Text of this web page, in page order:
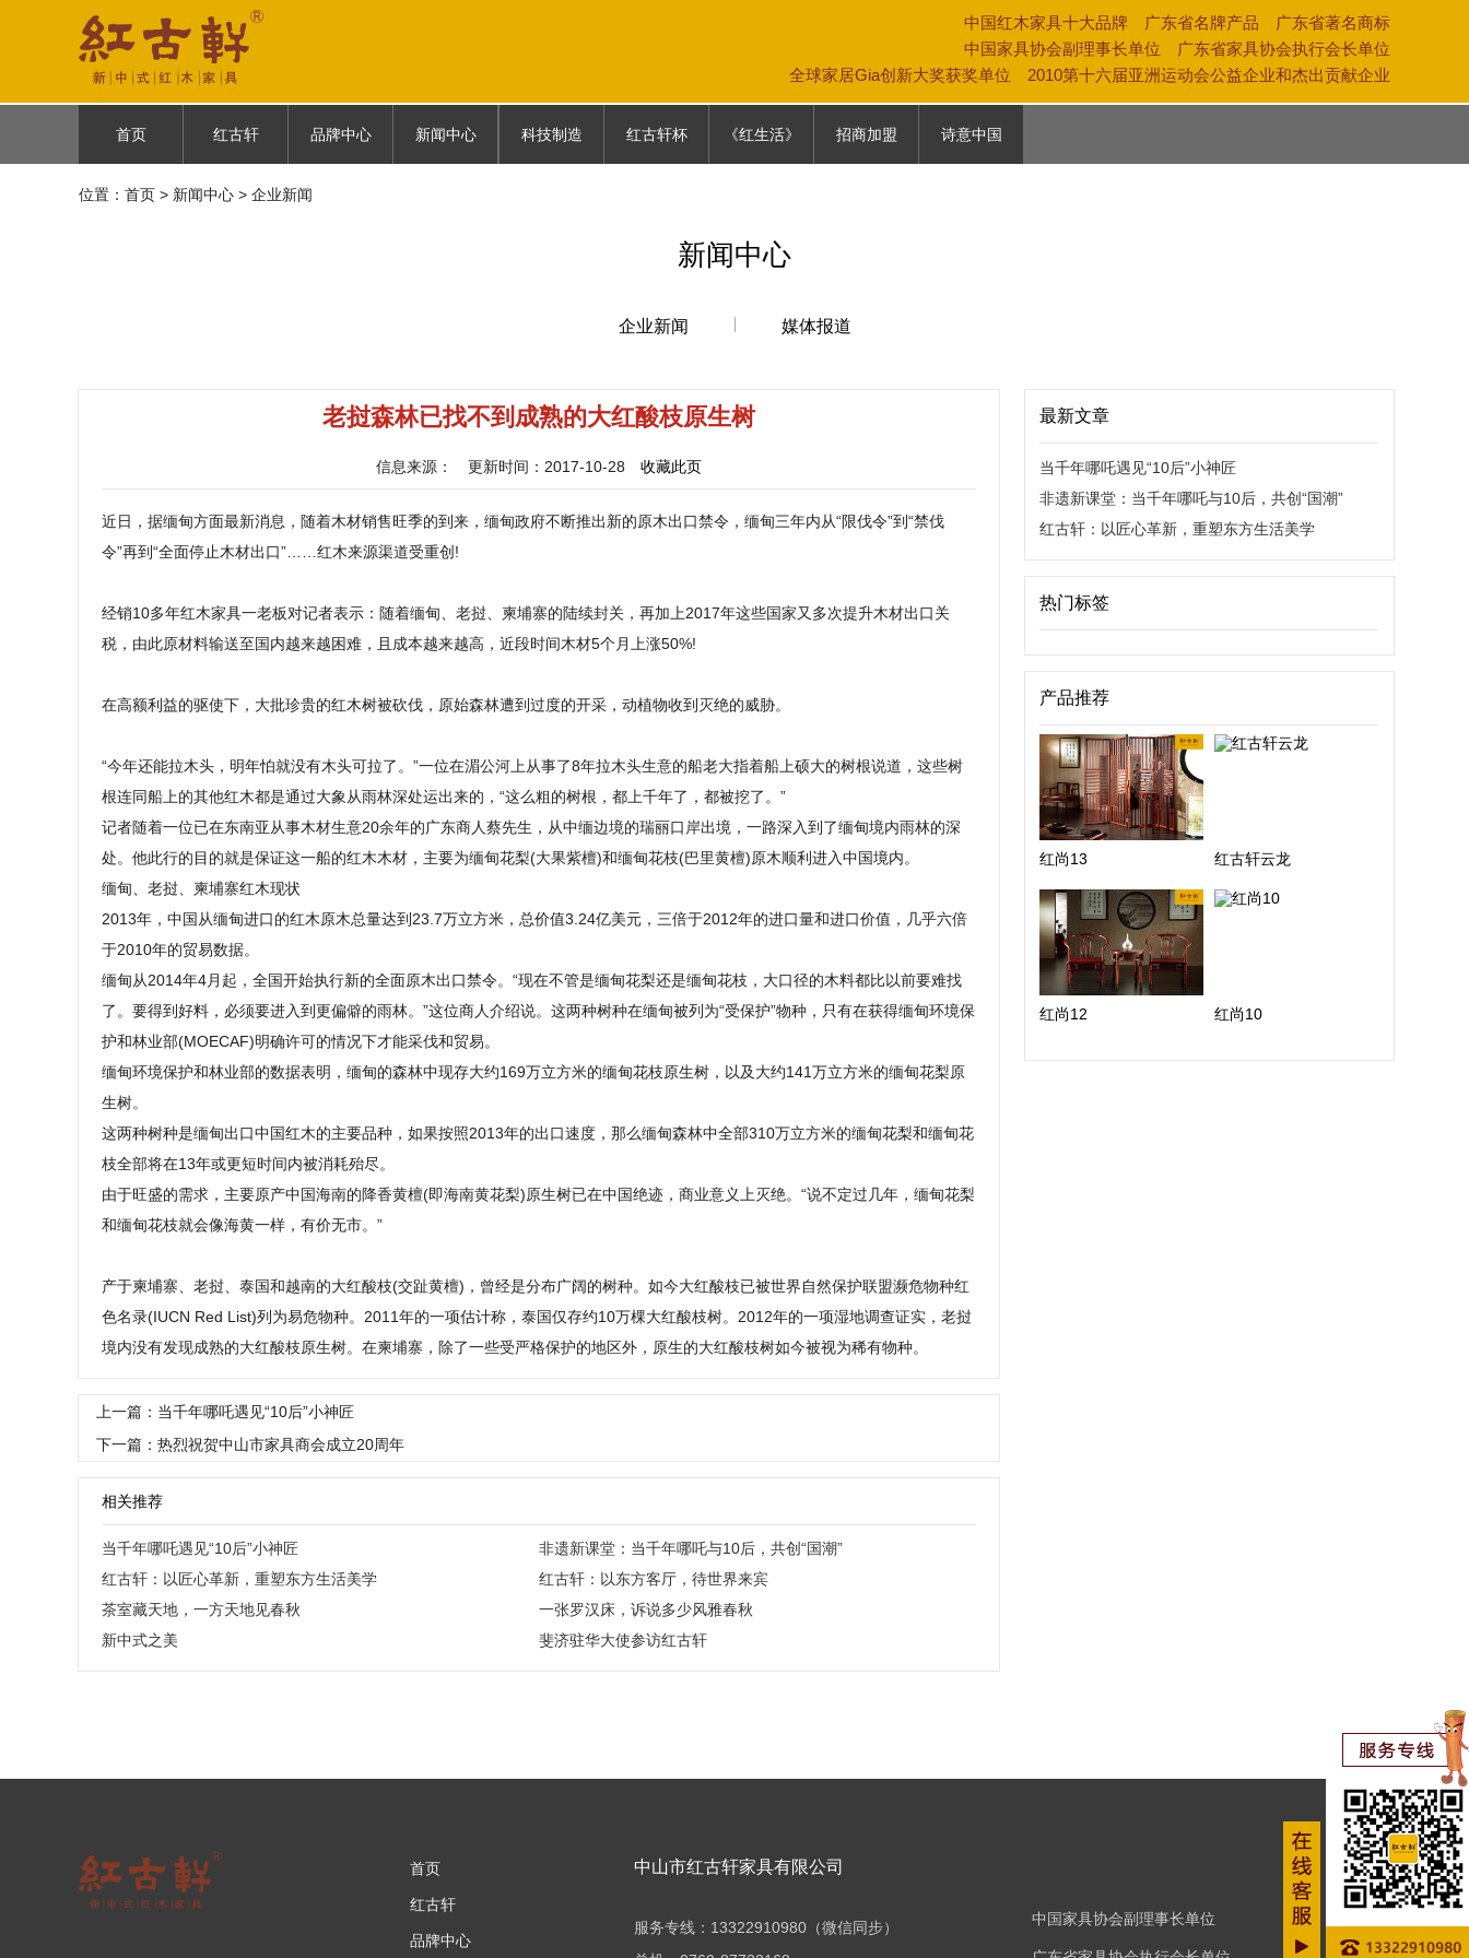
中国红木家具十大品牌 广东省名牌产品 广东省著名商标
中国家具协会副理事长单位 广东省家具协会执行会长单位
全球家居Gia创新大奖获奖单位 2010第十六届亚洲运动会公益企业和杰出贡献企业
首页 红古轩 品牌中心 新闻中心 科技制造 红古轩杯 《红生活》 招商加盟 诗意中国
首页
红古轩简介
参赛通道
联系我们
位置： 首页 > 新闻中心 > 企业新闻
新闻中心
企业新闻 媒体报道
老挝森林已找不到成熟的大红酸枝原生树
信息来源： 更新时间：2017-10-28 收藏此页
近日，据缅甸方面最新消息，随着木材销售旺季的到来，缅甸政府不断推出新的原木出口禁令，缅甸三年内从“限伐令”到“禁伐
令”再到“全面停止木材出口”……红木来源渠道受重创!
经销10多年红木家具一老板对记者表示：随着缅甸、老挝、柬埔寨的陆续封关，再加上2017年这些国家又多次提升木材出口关
税，由此原材料输送至国内越来越困难，且成本越来越高，近段时间木材5个月上涨50%!
在高额利益的驱使下，大批珍贵的红木树被砍伐，原始森林遭到过度的开采，动植物收到灭绝的威胁。
“今年还能拉木头，明年怕就没有木头可拉了。”一位在湄公河上从事了8年拉木头生意的船老大指着船上硕大的树根说道，这些树
根连同船上的其他红木都是通过大象从雨林深处运出来的，“这么粗的树根，都上千年了，都被挖了。”
记者随着一位已在东南亚从事木材生意20余年的广东商人蔡先生，从中缅边境的瑞丽口岸出境，一路深入到了缅甸境内雨林的深
处。他此行的目的就是保证这一船的红木木材，主要为缅甸花梨(大果紫檀)和缅甸花枝(巴里黄檀)原木顺利进入中国境内。
缅甸、老挝、柬埔寨红木现状
2013年，中国从缅甸进口的红木原木总量达到23.7万立方米，总价值3.24亿美元，三倍于2012年的进口量和进口价值，几乎六倍
于2010年的贸易数据。
缅甸从2014年4月起，全国开始执行新的全面原木出口禁令。“现在不管是缅甸花梨还是缅甸花枝，大口径的木料都比以前要难找
了。要得到好料，必须要进入到更偏僻的雨林。”这位商人介绍说。这两种树种在缅甸被列为“受保护”物种，只有在获得缅甸环境保
护和林业部(MOECAF)明确许可的情况下才能采伐和贸易。
缅甸环境保护和林业部的数据表明，缅甸的森林中现存大约169万立方米的缅甸花枝原生树，以及大约141万立方米的缅甸花梨原
生树。
这两种树种是缅甸出口中国红木的主要品种，如果按照2013年的出口速度，那么缅甸森林中全部310万立方米的缅甸花梨和缅甸花
枝全部将在13年或更短时间内被消耗殆尽。
由于旺盛的需求，主要原产中国海南的降香黄檀(即海南黄花梨)原生树已在中国绝迹，商业意义上灭绝。“说不定过几年，缅甸花梨
和缅甸花枝就会像海黄一样，有价无市。”
产于柬埔寨、老挝、泰国和越南的大红酸枝(交趾黄檀)，曾经是分布广阔的树种。如今大红酸枝已被世界自然保护联盟濒危物种红
色名录(IUCN Red List)列为易危物种。2011年的一项估计称，泰国仅存约10万棵大红酸枝树。2012年的一项湿地调查证实，老挝
境内没有发现成熟的大红酸枝原生树。在柬埔寨，除了一些受严格保护的地区外，原生的大红酸枝树如今被视为稀有物种。
上一篇：当千年哪吒遇见“10后”小神匠
下一篇：热烈祝贺中山市家具商会成立20周年
相关推荐
当千年哪吒遇见“10后”小神匠
非遗新课堂：当千年哪吒与10后，共创“国潮”
红古轩：以匠心革新，重塑东方生活美学
红古轩：以东方客厅，待世界来宾
茶室藏天地，一方天地见春秋
一张罗汉床，诉说多少风雅春秋
新中式之美
斐济驻华大使参访红古轩
最新文章
当千年哪吒遇见“10后”小神匠
非遗新课堂：当千年哪吒与10后，共创“国潮”
红古轩：以匠心革新，重塑东方生活美学
热门标签
产品推荐
红尚13 红古轩云龙
红尚12 红尚10
首页
红古轩
品牌中心
中山市红古轩家具有限公司
服务专线：13322910980（微信同步）
中国家具协会副理事长单位